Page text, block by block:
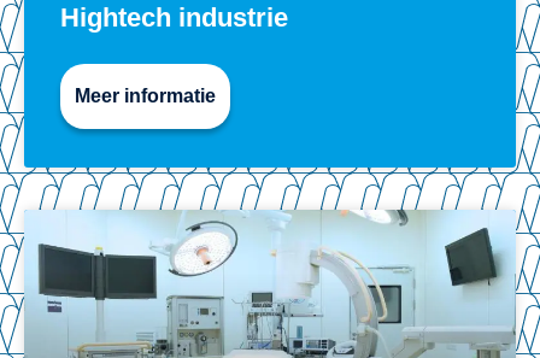
Hightech industrie
Meer informatie